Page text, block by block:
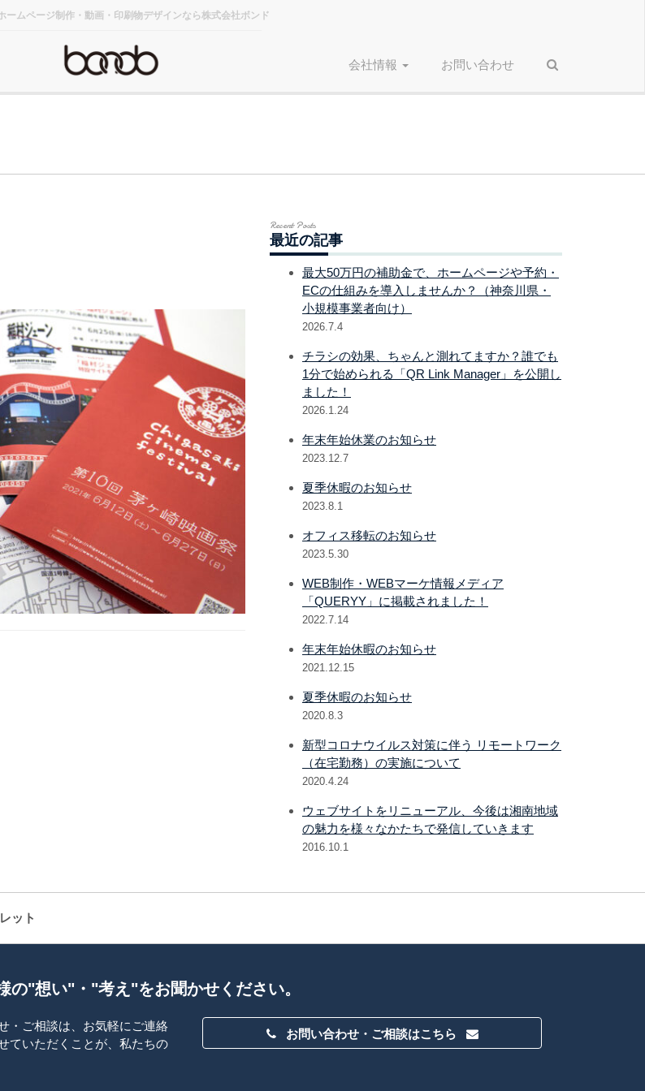
ームページ制作・動画・印刷物デザインなら株式会社ボンド
会社情報 お問い合わせ
Recent Posts
最近の記事
最大50万円の補助金で、ホームページや予約・
ECの仕組みを導入しませんか？（神奈川県・
小規模事業者向け）
2026.7.4
チラシの効果、ちゃんと測れてますか？誰でも
1分で始められる「QR Link Manager」を公開し
ました！
2026.1.24
年末年始休業のお知らせ
2023.12.7
夏季休暇のお知らせ
2023.8.1
オフィス移転のお知らせ
2023.5.30
WEB制作・WEBマーケ情報メディア
「QUERYY」に掲載されました！
2022.7.14
年末年始休暇のお知らせ
2021.12.15
夏季休暇のお知らせ
2020.8.3
新型コロナウイルス対策に伴う リモートワーク
（在宅勤務）の実施について
2020.4.24
ウェブサイトをリニューアル、今後は湘南地域
の魅力を様々なかたちで発信していきます
2016.10.1
ット
の"想い"・"考え"をお聞かせください。
・ご相談は、お気軽にご連絡
ていただくことが、私たちの
お問い合わせ・ご相談はこちら